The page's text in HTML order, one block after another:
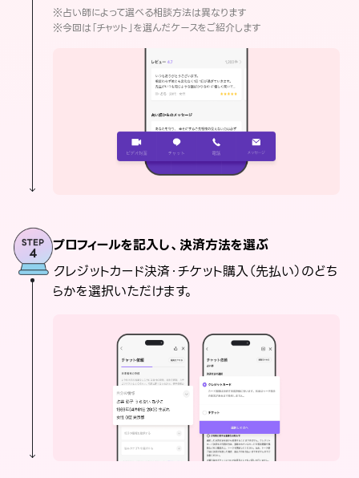
※占い師によって選べる相談方法は異なります
※今回は「チャット」を選んだケースをご紹介します
プロフィールを記入し、決済方法を選ぶ
クレジットカード決済・チケット購入（先払い）のどち
らかを選択いただけます。